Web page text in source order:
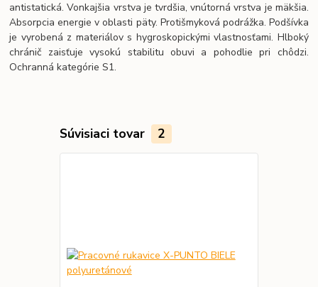
antistatická. Vonkajšia vrstva je tvrdšia, vnútorná vrstva je mäkšia.
Absorpcia energie v oblasti päty. Protišmyková podrážka. Podšívka
je vyrobená z materiálov s hygroskopickými vlastnosťami. Hlboký
chránič zaisťuje vysokú stabilitu obuvi a pohodlie pri chôdzi.
Ochranná kategórie S1.
Súvisiaci tovar 2